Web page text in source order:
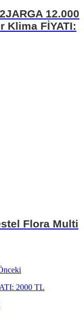
12.000
Klima FİYATI:
Flora Multi
2000 TL